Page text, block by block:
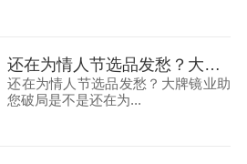
还在为情人节选品发愁？大牌镜业助您破局
还在为情人节选品发愁？大牌镜业助
您破局是不是还在为...